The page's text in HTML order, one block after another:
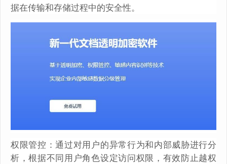
据在传输和存储过程中的安全性。
权限管控：通过对用户的异常行为和内部威胁进行分
析，根据不同用户角色设定访问权限，有效防止越权